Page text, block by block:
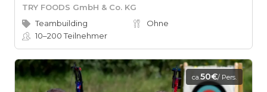
TRY FOODS GmbH & Co. KG
Teambuilding
Ohne
10–200Teilnehmer
ca.50€/ Pers.